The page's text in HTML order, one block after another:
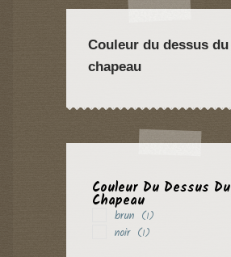
Couleur du dessus du
chapeau
Couleur Du Dessus Du
Chapeau
brun (1)
noir (1)